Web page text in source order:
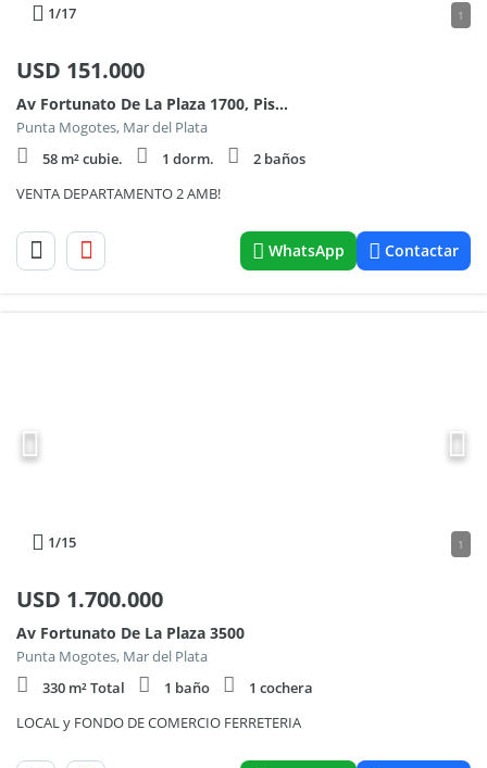
1/17 1
USD 151.000
Av Fortunato De La Plaza 1700, Piso 5°
Punta Mogotes, Mar del Plata
58 m² cubie.
1 dorm.
2 baños
VENTA DEPARTAMENTO 2 AMB!
WhatsApp Contactar
1/15 1
USD 1.700.000
Av Fortunato De La Plaza 3500
Punta Mogotes, Mar del Plata
330 m² Total
1 baño
1 cochera
LOCAL y FONDO DE COMERCIO FERRETERIA